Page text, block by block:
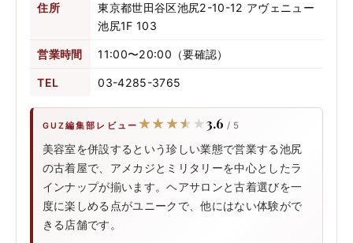
住所
東京都世田谷区池尻2-10-12 アヴェニュー
池尻1F 103
営業時間 11:00〜20:00（要確認）
TEL 03-4285-3765
GUZ編集部レビュー ★★★★★
★★★★★ 3.6 / 5
美容室を併設するという珍しい業態で営業する池尻
の古着屋で、アメカジとミリタリーを中心としたラ
インナップが揃います。ヘアサロンと古着選びを一
度に楽しめる点がユニークで、他にはない体験がで
きる店舗です。